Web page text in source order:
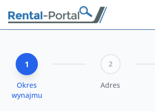
1
Okres
wynajmu
2
Adres